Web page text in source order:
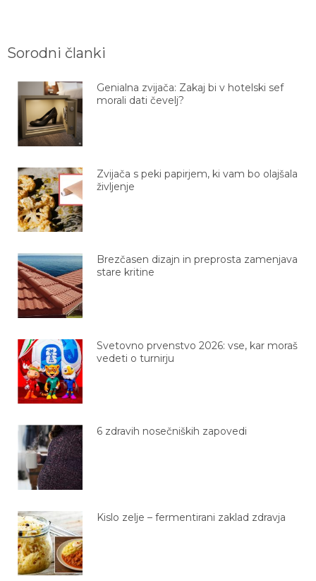
Sorodni članki
Genialna zvijača: Zakaj bi v hotelski sef
morali dati čevelj?
Zvijača s peki papirjem, ki vam bo olajšala
življenje
Brezčasen dizajn in preprosta zamenjava
stare kritine
Svetovno prvenstvo 2026: vse, kar moraš
vedeti o turnirju
6 zdravih nosečniških zapovedi
Kislo zelje – fermentirani zaklad zdravja